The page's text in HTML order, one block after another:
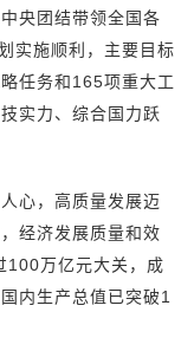
央团结带领全国各
实施顺利，主要目标
任务和165项重大工
实力、综合国力跃
心，高质量发展迈
经济发展质量和效
100万亿元大关，成
内生产总值已突破1